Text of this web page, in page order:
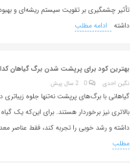
تأثیر چشمگیری بر تقویت سیستم ریشه‌ای و
داشته
ادامه مطلب
بهترین کود برای پرپشت شدن برگ گیاهان
نگین احدی 0 2 سال پیش
گیاهانی با برگ‌های پرپشت نه‌تنها جلوه زیباتری
بالاتری نیز برخوردار هستند. برای این‌که یک
داشته و رشد خوبی را تجربه کند، فقط عناصر
مطلب